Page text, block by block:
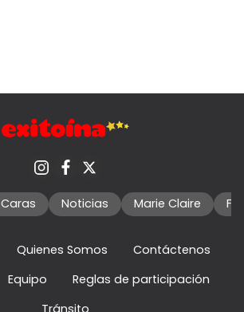
Caras Noticias Marie Claire
Quienes Somos
Contáctenos
Equipo
Reglas de participación
Tránsito